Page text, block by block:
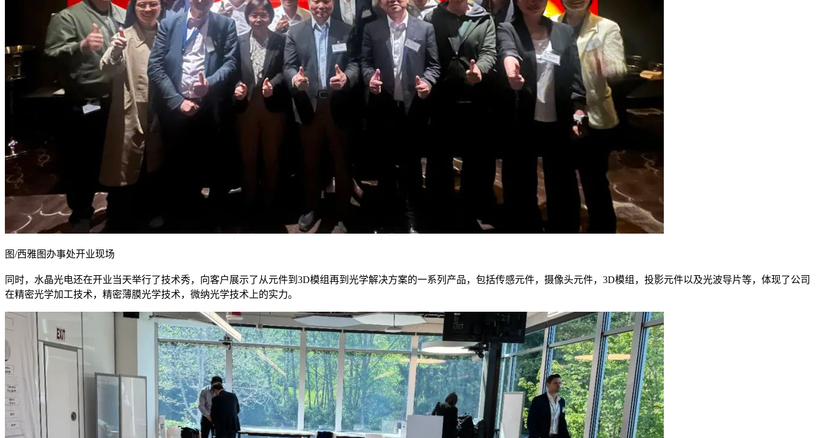
图/西雅图办事处开业现场
同时，水晶光电还在开业当天举行了技术秀，向客户展示了从元件到3D模组再到光学解决方案的一系列产品，包括传感元件，摄像头元件，3D模组，投影元件以及光波导片等，体现了公司
在精密光学加工技术，精密薄膜光学技术，微纳光学技术上的实力。